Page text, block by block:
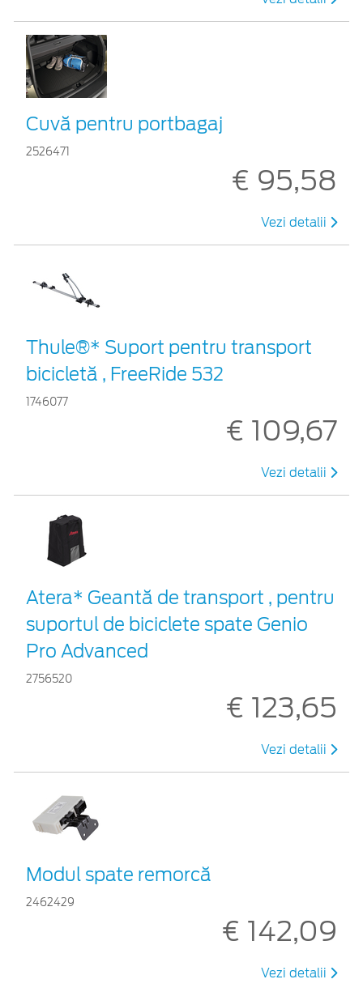
Cuvă pentru portbagaj
2526471
€ 95,58
Vezi detalii
Thule®* Suport pentru transport
bicicletă , FreeRide 532
1746077
€ 109,67
Vezi detalii
Atera* Geantă de transport , pentru
suportul de biciclete spate Genio
Pro Advanced
2756520
€ 123,65
Vezi detalii
Modul spate remorcă
2462429
€ 142,09
Vezi detalii